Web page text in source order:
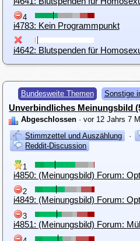
4
i4783: Kein Programmpunkt
i4642: Blutspenden für
Bundesweite Themen Sonstige
Unverbindliches Meinungsbild
Abgeschlossen · vor 12 Jahrs 7
Stimmzettel und Auszählung
·
Reddit-Discussion
1
2
3
i4851: (Meinungsbild) Forum: